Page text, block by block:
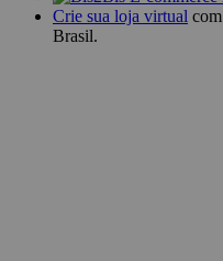
Crie sua loja virtual
Brasil.